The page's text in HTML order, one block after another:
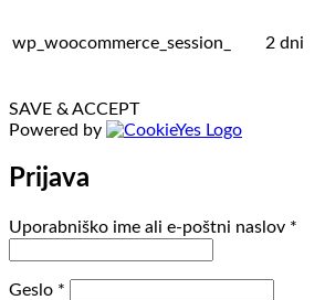
wp_woocommerce_session_ 2 dni
SAVE & ACCEPT
Powered by
Prijava
Uporabniško ime ali e-poštni naslov *
Geslo *